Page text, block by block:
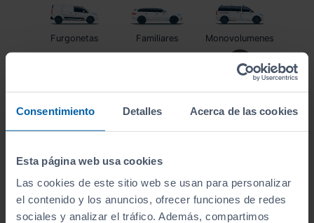
Consentimiento Detalles Acerca de las cookies
Esta página web usa cookies
Las cookies de este sitio web se usan para personalizar
el contenido y los anuncios, ofrecer funciones de redes
sociales y analizar el tráfico. Además, compartimos
Furgonetas Familiares Monovolumenes
automático